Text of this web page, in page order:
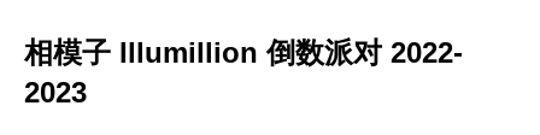
相模子 Illumillion 倒数派对 2022-
2023